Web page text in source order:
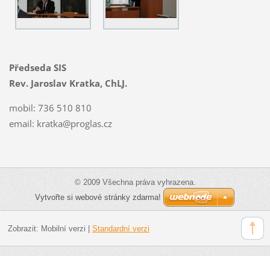
Předseda SIS
Rev. Jaroslav Kratka, ChLJ.
mobil: 736 510 810
email: kratka@proglas.cz
© 2009 Všechna práva vyhrazena.
Vytvořte si webové stránky zdarma!
Zobrazit: Mobilní verzi Standardní verzi